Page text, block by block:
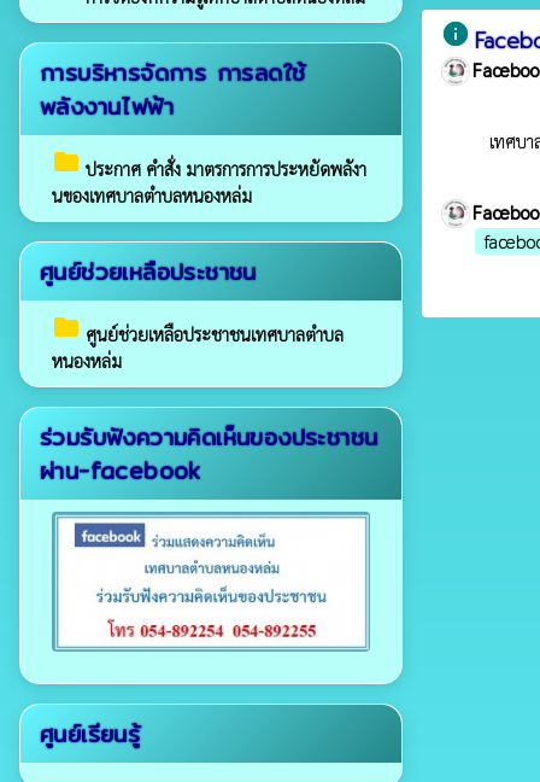
การบริหารจัดการ การลดใช้
พลังงานไฟฟ้า
folder ประกาศ คำสั่ง มาตรการการประหยัดพลังา
นของเทศบาลตำบลหนองหล่ม
ศูนย์ช่วยเหลือประชาชน
folder ศูนย์ช่วยเหลือประชาชนเทศบาลตำบล
หนองหล่ม
ร่วมรับฟังความคิดเห็นของประชาชน
ผ่าน-facebook
ศูนย์เรียนรู้
info
เทศบ